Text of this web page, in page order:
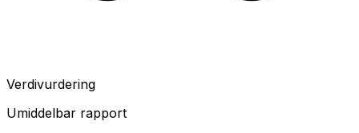
Verdivurdering
Umiddelbar rapport